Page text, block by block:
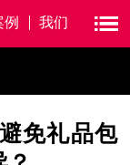
例 我们
免礼品包